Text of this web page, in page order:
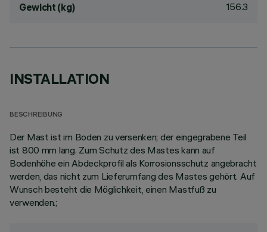
Gewicht (kg) 156.3
INSTALLATION
BESCHREIBUNG
Der Mast ist im Boden zu versenken; der eingegrabene Teil
ist 800 mm lang. Zum Schutz des Mastes kann auf
Bodenhöhe ein Abdeckprofil als Korrosionsschutz angebracht
werden, das nicht zum Lieferumfang des Mastes gehört. Auf
Wunsch besteht die Möglichkeit, einen Mastfuß zu
verwenden.;